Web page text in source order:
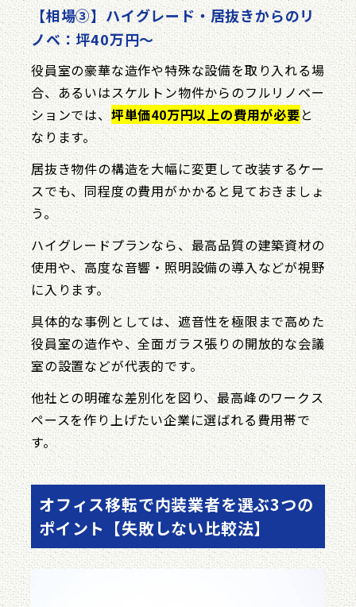
【相場③】ハイグレード・居抜きからのリ
ノベ：坪40万円〜
役員室の豪華な造作や特殊な設備を取り入れる場
合、あるいはスケルトン物件からのフルリノベー
ションでは、坪単価40万円以上の費用が必要と
なります。
居抜き物件の構造を大幅に変更して改装するケー
スでも、同程度の費用がかかると見ておきましょ
う。
ハイグレードプランなら、最高品質の建築資材の
使用や、高度な音響・照明設備の導入などが視野
に入ります。
具体的な事例としては、遮音性を極限まで高めた
役員室の造作や、全面ガラス張りの開放的な会議
室の設置などが代表的です。
他社との明確な差別化を図り、最高峰のワークス
ペースを作り上げたい企業に選ばれる費用帯で
す。
オフィス移転で内装業者を選ぶ3つの
ポイント【失敗しない比較法】